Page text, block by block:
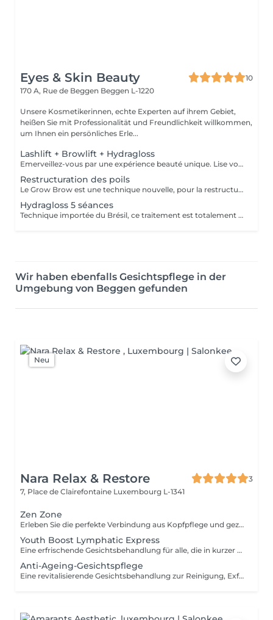
Eyes & Skin Beauty
10
170 A, Rue de Beggen Beggen L-1220
Unsere Kosmetikerinnen, echte Experten auf ihrem Gebiet,
heißen Sie mit Professionalität und Freundlichkeit willkommen,
um Ihnen ein persönliches Erle...
Lashlift + Browlift + Hydragloss
Emerveillez-vous par une expérience beauté unique. Lise votre Experte révélera votre potentiel beauté par le biais de prestations Regard et Lèvres haut de gamme combinées; La meilleur version de vous-même au naturel. Produit revente 1x Kératin'Love, 1xBrowStylingSoap 1 x Masque Lèvres
Restructuration des poils
Le Grow Brow est une technique nouvelle, pour la restructuration des poils; Grâce à celle-ci nous permettons aux poils non visibles de se régénérer afin de combler naturellement les zones des failles : des sourcils, barbes, cheveux.... La densité est améliorer à hauteur de 63% permettant de combler les zones d'alopécie; Ce traitement est non invasif , et les résultat son concluant entre 4 et 6 séances régulières; Convient parfaitement aux hommes et aux femmes soucieux de récupérer leur densité dans faire appel à la micro ou dermopigmentation;
Hydragloss 5 séances
Technique importée du Brésil, ce traitement est totalement personnalisé et repensé par Autour du Regard. Peu invasif, il est profond et spécifiquement conçu pour les lèvres. Ce soin consiste à faire pénétrer des actifs dont l'acide hyaluronique pour donner du volume, combler, repulper, hydrater et nourrir les lèvres, à l'aide de micro ou nano aiguilles qui grâce à leur passage dans la lèvre, permettent de stimuler le métabolisme de régénération cellulaire, favorisant ainsi la synthèse naturelle de collagène et élastine.
Wir haben ebenfalls Gesichtspflege in der
Umgebung von Beggen gefunden
Neu
Nara Relax & Restore
3
7, Place de Clairefontaine Luxembourg L-1341
Zen Zone
Erleben Sie die perfekte Verbindung aus Kopfpflege und gezielter Entspannung des Oberkörpers. Dieses Wohlfühlritual kombiniert ein 60-minütiges Head Spa mit einer 30-minütigen Office-Syndrom Rücken- & Schultermassage, um Verspannungen zu lösen, den Geist zur Ruhe kommen zu lassen und ein tiefes Gefühl der Entspannung zu fördern. Enthalten sind: Head Spa 60 Min. Office-Syndrom Rücken- & Schultermassage 30 Min.
Youth Boost Lymphatic Express
Eine erfrischende Gesichtsbehandlung für alle, die in kurzer Zeit sichtbare Ergebnisse erzielen möchten. Reinigung, Peeling und gezielte Pflege sorgen für ein frisches, strahlendes und gepflegtes Hautbild. Auf Wunsch kann eine sanfte lymphatische Gesichtsdrainage integriert werden.
Anti-Ageing-Gesichtspflege
Eine revitalisierende Gesichtsbehandlung zur Reinigung, Exfoliation und Pflege der Haut. Hochwertige Pflegeprodukte werden mit entspannenden Gesichtsmassagetechniken kombiniert, um der Haut ein frisches, gepflegtes und strahlendes Erscheinungsbild zu verleihen.